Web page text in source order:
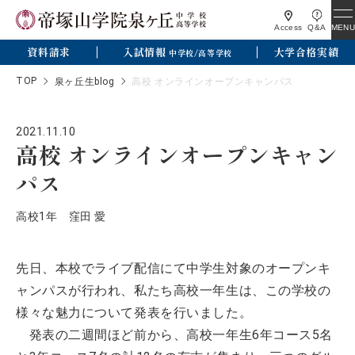
Access Q&A MENU
資料請求 入試情報 中学校/高等学校 大学合格実績
TOP 泉ヶ丘生blog 高校 オンラインオープンキャンパス
2021.11.10
高校 オンラインオープンキャン
パス
高校1年 窪田 愛
先日、本校でライブ配信にて中学生対象のオープンキ
ャンパスが行われ、私たち高校一年生は、この学校の
様々な魅力について発表を行いました。
発表の二週間ほど前から、高校一年生6年コース5名